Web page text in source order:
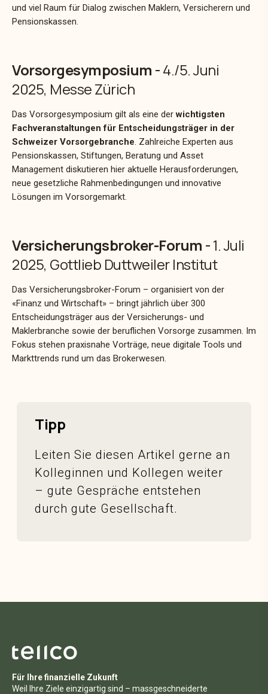
und viel Raum für Dialog zwischen Maklern, Versicherern und
Pensionskassen.
Vorsorgesymposium -4./5. Juni
2025, Messe Zürich
Das Vorsorgesymposium gilt als eine derwichtigsten
Fachveranstaltungen für Entscheidungsträger in der
Schweizer Vorsorgebranche. Zahlreiche Experten aus
Pensionskassen, Stiftungen, Beratung und Asset
Management diskutieren hier aktuelle Herausforderungen,
neue gesetzliche Rahmenbedingungen und innovative
Lösungen im Vorsorgemarkt.
Versicherungsbroker-Forum -1. Juli
2025, Gottlieb Duttweiler Institut
Das Versicherungsbroker-Forum – organisiert von der
«Finanz und Wirtschaft» – bringt jährlich über 300
Entscheidungsträger aus der Versicherungs- und
Maklerbranche sowie der beruflichen Vorsorge zusammen. Im
Fokus stehen praxisnahe Vorträge, neue digitale Tools und
Markttrends rund um das Brokerwesen.
Tipp
Leiten Sie diesen Artikel gerne an
Kolleginnen und Kollegen weiter
– gute Gespräche entstehen
durch gute Gesellschaft.
Für Ihre finanzielle Zukunft
Weil Ihre Ziele einzigartig sind – massgeschneiderte